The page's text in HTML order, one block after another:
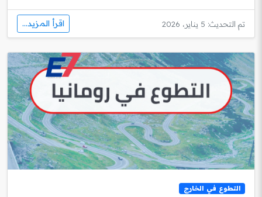
تم التحديث: 5 يناير، 2026 اقرأ المزيد...
التطوع في الخارج